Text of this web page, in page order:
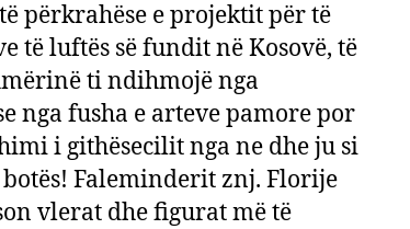
përkrahëse e projektit për të
të luftës së fundit në Kosovë, të
ti ndihmojë nga
nga fusha e arteve pamore por
i githësecilit nga ne dhe ju si
Faleminderit znj. Florije
vlerat dhe figurat më të